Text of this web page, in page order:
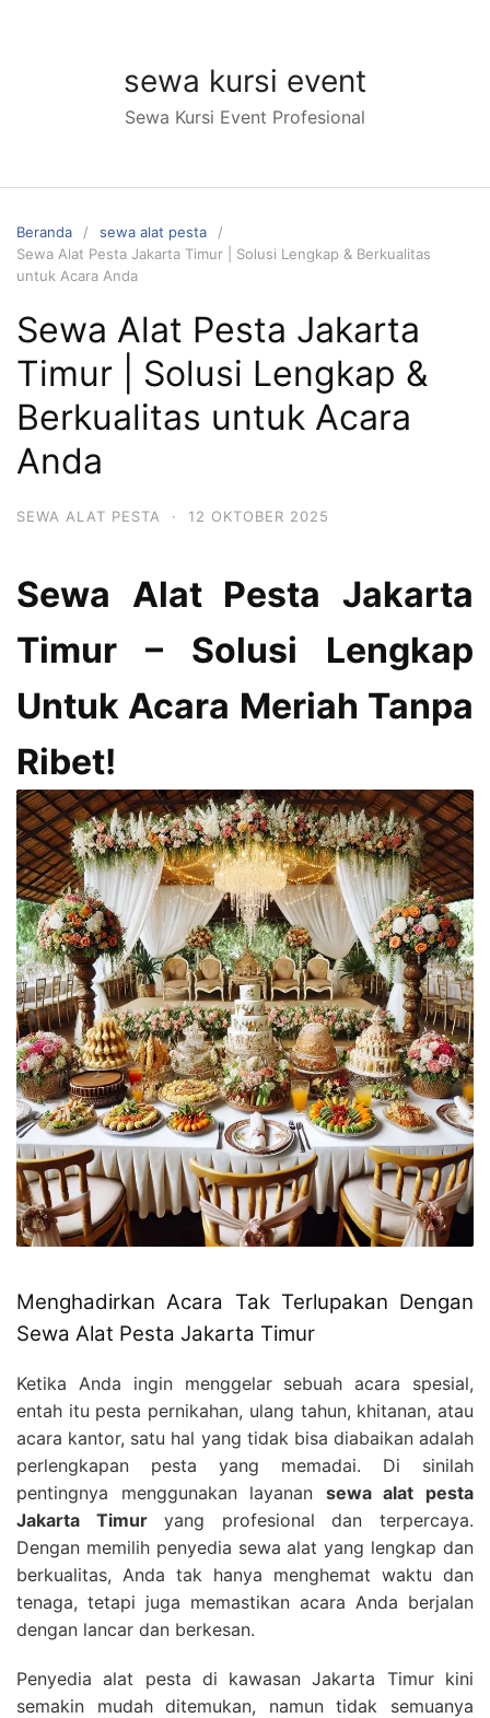
sewa kursi event
Sewa Kursi Event Profesional
Beranda
sewa alat pesta
Sewa Alat Pesta Jakarta Timur | Solusi Lengkap & Berkualitas
untuk Acara Anda
Sewa Alat Pesta Jakarta
Timur | Solusi Lengkap &
Berkualitas untuk Acara
Anda
SEWA ALAT PESTA · 12 OKTOBER 2025
Sewa Alat Pesta Jakarta
Timur – Solusi Lengkap
Untuk Acara Meriah Tanpa
Ribet!
Menghadirkan Acara Tak Terlupakan Dengan
Sewa Alat Pesta Jakarta Timur
Ketika Anda ingin menggelar sebuah acara spesial,
entah itu pesta pernikahan, ulang tahun, khitanan, atau
acara kantor, satu hal yang tidak bisa diabaikan adalah
perlengkapan pesta yang memadai. Di sinilah
pentingnya menggunakan layanan sewa alat pesta
Jakarta Timuryang profesional dan terpercaya.
Dengan memilih penyedia sewa alat yang lengkap dan
berkualitas, Anda tak hanya menghemat waktu dan
tenaga, tetapi juga memastikan acara Anda berjalan
dengan lancar dan berkesan.
Penyedia alat pesta di kawasan Jakarta Timur kini
semakin mudah ditemukan, namun tidak semuanya